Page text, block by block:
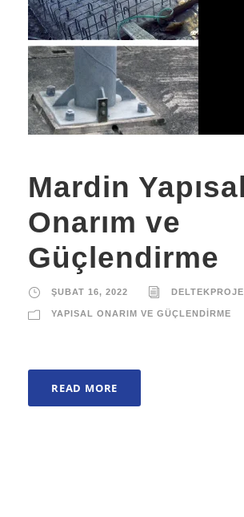
Mardin Yapısal
Onarım ve
Güçlendirme
ŞUBAT 16, 2022 DELTEKPROJE
YAPISAL ONARIM VE GÜÇLENDIRME
READ MORE